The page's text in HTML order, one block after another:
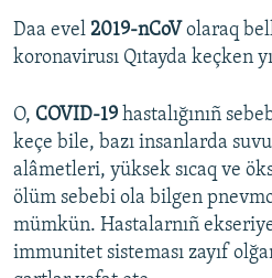
Daa evel 2019-nCoV olaraq
koronavirusı Qıtayda keçken
O, COVID-19 hastalığınıñ
keçe bile, bazı insanlarda
alâmetleri, yüksek sıcaq ve
ölüm sebebi ola bilgen
mümkün. Hastalarnıñ
immunitet sisteması zayıf